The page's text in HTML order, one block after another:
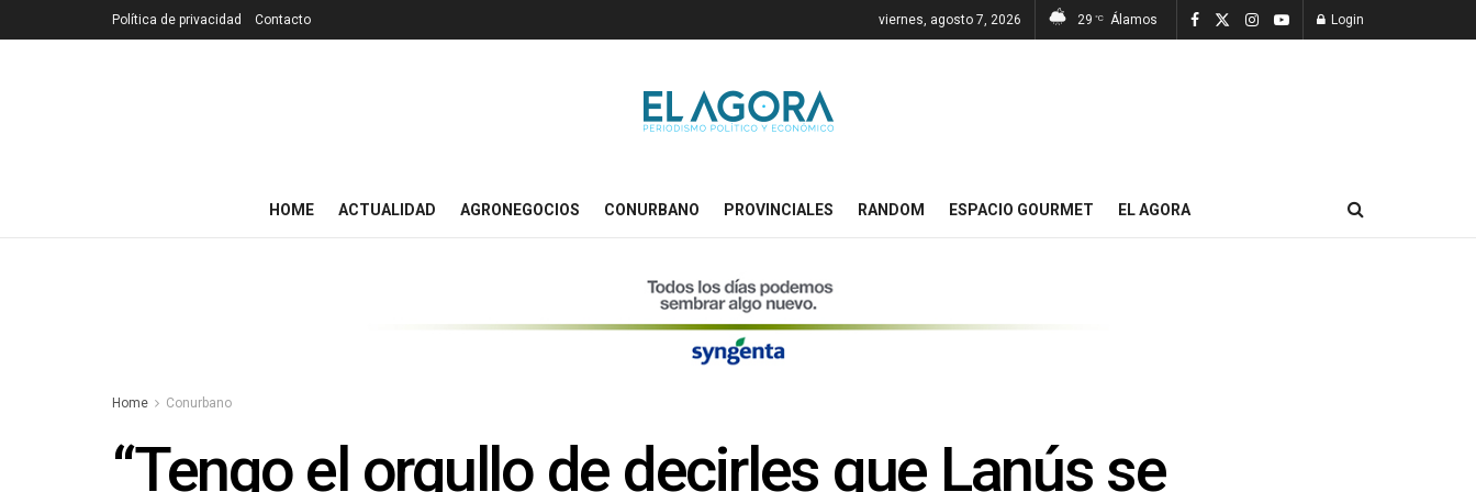
Política de privacidad Contacto viernes, agosto 7, 2026 29 °C Álamos Login
HOME ACTUALIDAD AGRONEGOCIOS CONURBANO PROVINCIALES RANDOM ESPACIO GOURMET EL AGORA
Home Conurbano
“Tengo el orgullo de decirles que Lanús se